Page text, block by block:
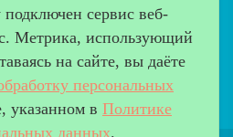
сервис веб-
Метрика, использующий
на сайте, вы даёте
персональных
указанном в Политике
данных.